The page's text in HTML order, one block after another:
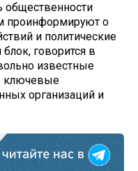
общественности
проинформируют о
и политические
говорится в
известные
ключевые
организаций и